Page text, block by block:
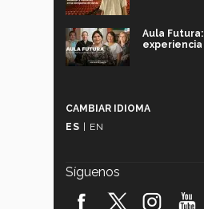
Aula
robótica
CAMBIAR IDIOMA
ES | EN
Síguenos